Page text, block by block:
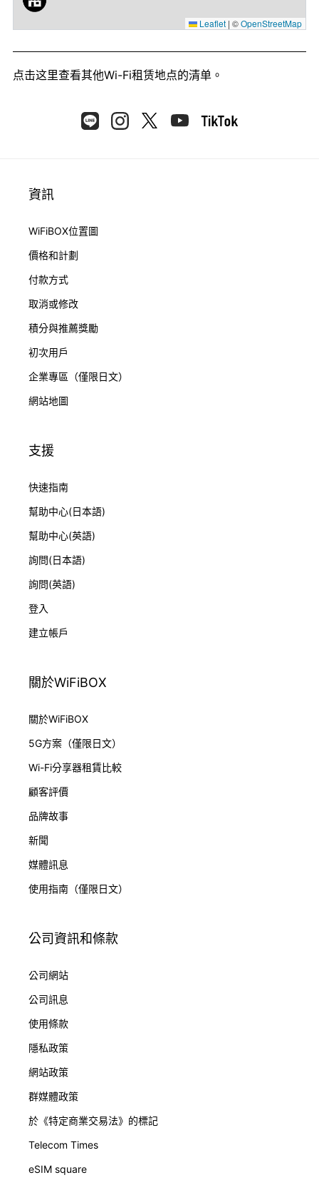
Leaflet | ©OpenStreetMap
点击这里查看其他Wi-Fi租赁地点的清单。
資訊
WiFiBOX位置圖
價格和計劃
付款方式
取消或修改
積分與推薦獎勵
初次用戶
企業專區（僅限日文）
網站地圖
支援
快速指南
幫助中心(日本語)
幫助中心(英語)
詢問(日本語)
詢問(英語)
登入
建立帳戶
關於WiFiBOX
關於WiFiBOX
5G方案（僅限日文）
Wi-Fi分享器租賃比較
顧客評價
品牌故事
新聞
媒體訊息
使用指南（僅限日文）
公司資訊和條款
公司網站
公司訊息
使用條款
隱私政策
網站政策
群媒體政策
於《特定商業交易法》的標記
Telecom Times
eSIM square